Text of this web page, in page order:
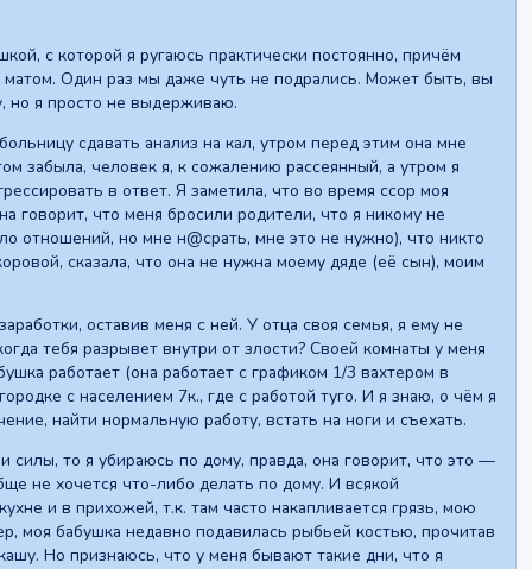
с которой я ругаюсь практически постоянно, причём
матом. Один раз мы даже чуть не подрались. Может быть, вы
но я просто не выдерживаю.
сдавать анализ на кал, утром перед этим она мне
забыла, человек я, к сожалению рассеянный, а утром я
в ответ. Я заметила, что во время ссор моя
говорит, что меня бросили родители, что я никому не
отношений, но мне н@срать, мне это не нужно), что никто
сказала, что она не нужна моему дяде (её сын), моим
оставив меня с ней. У отца своя семья, я ему не
тебя разрывет внутри от злости? Своей комнаты у меня
работает (она работает с графиком 1/3 вахтером в
с населением 7к., где с работой туго. И я знаю, о чëм я
найти нормальную работу, встать на ноги и съехать.
силы, то я убираюсь по дому, правда, она говорит, что это —
не хочется что-либо делать по дому. И всякой
и в прихожей, т.к. там часто накапливается грязь, мою
моя бабушка недавно подавилась рыбьей костью, прочитав
Но признаюсь, что у меня бывают такие дни, что я